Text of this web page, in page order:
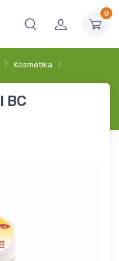
0
Kosmetika …
BC